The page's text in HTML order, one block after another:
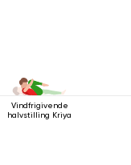
Vindfrigivende
halvstilling Kriya